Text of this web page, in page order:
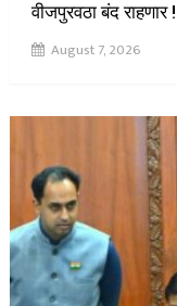
वीजपुरवठा बंद राहणार !
August 7, 2026